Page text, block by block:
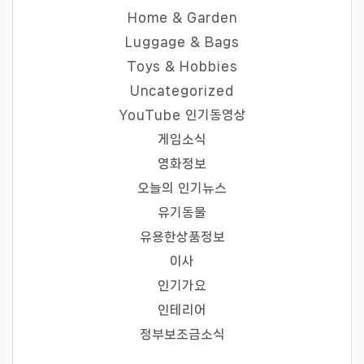
Home & Garden
Luggage & Bags
Toys & Hobbies
Uncategorized
YouTube 인기동영상
게임소식
영화정보
오늘의 인기뉴스
유기동물
유용한상품정보
이사
인기가요
인테리어
정부보조금소식